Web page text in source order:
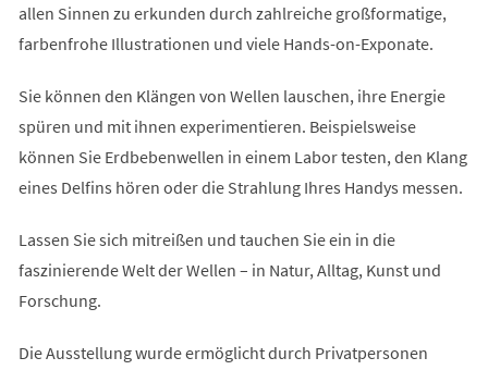
allen Sinnen zu erkunden durch zahlreiche großformatige,
farbenfrohe Illustrationen und viele Hands-on-Exponate.
Sie können den Klängen von Wellen lauschen, ihre Energie
spüren und mit ihnen experimentieren. Beispielsweise
können Sie Erdbebenwellen in einem Labor testen, den Klang
eines Delfins hören oder die Strahlung Ihres Handys messen.
Lassen Sie sich mitreißen und tauchen Sie ein in die
faszinierende Welt der Wellen – in Natur, Alltag, Kunst und
Forschung.
Die Ausstellung wurde ermöglicht durch Privatpersonen